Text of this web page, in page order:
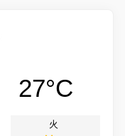
27°C
火